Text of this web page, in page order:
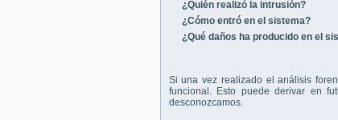
¿Quién realizó la intrusión?
¿Cómo entró en el sistema?
¿Qué daños ha producido en el
Si una vez realizado el análisis
funcional. Esto puede derivar en
desconozcamos.